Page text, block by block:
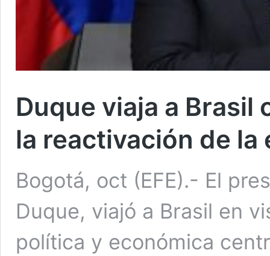
Duque viaja a Brasil
la reactivación de la
Bogotá, oct (EFE).- El
Duque, viajó a Brasil en
política y económica